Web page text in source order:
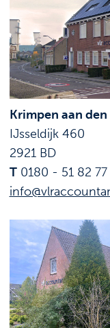
Krimpen aan den
IJsseldijk 460
2921 BD
T0180 - 51 82 77